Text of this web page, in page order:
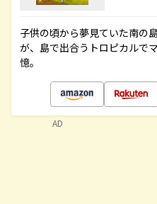
子供の頃から夢見ていた南の
が、島で出合うトロピカルで
憶。
AD